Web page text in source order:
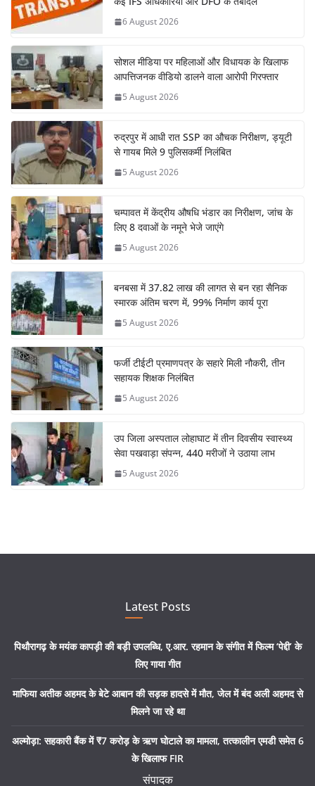
6 August 2026
सोशल मीडिया पर महिलाओं और विधायक के खिलाफ
आपत्तिजनक वीडियो डालने वाला आरोपी गिरफ्तार
5 August 2026
रुद्रपुर में आधी रात SSP का औचक निरीक्षण, ड्यूटी
से गायब मिले 9 पुलिसकर्मी निलंबित
5 August 2026
चम्पावत में केंद्रीय औषधि भंडार का निरीक्षण, जांच के
लिए 8 दवाओं के नमूने भेजे जाएंगे
5 August 2026
बनबसा में 37.82 लाख की लागत से बन रहा सैनिक
स्मारक अंतिम चरण में, 99% निर्माण कार्य पूरा
5 August 2026
फर्जी टीईटी प्रमाणपत्र के सहारे मिली नौकरी, तीन
सहायक शिक्षक निलंबित
5 August 2026
उप जिला अस्पताल लोहाघाट में तीन दिवसीय स्वास्थ्य
सेवा पखवाड़ा संपन्न, 440 मरीजों ने उठाया लाभ
5 August 2026
Latest Posts
पिथौरागढ़ के मयंक कापड़ी की बड़ी उपलब्धि, ए.आर. रहमान के संगीत में फिल्म ‘पेद्दी’ के
लिए गाया गीत
माफिया अतीक अहमद के बेटे आबान की सड़क हादसे में मौत, जेल में बंद अली अहमद से
मिलने जा रहे था
अल्मोड़ा: सहकारी बैंक में ₹7 करोड़ के ऋण घोटाले का मामला, तत्कालीन एमडी समेत 6
के खिलाफ FIR
संपादक